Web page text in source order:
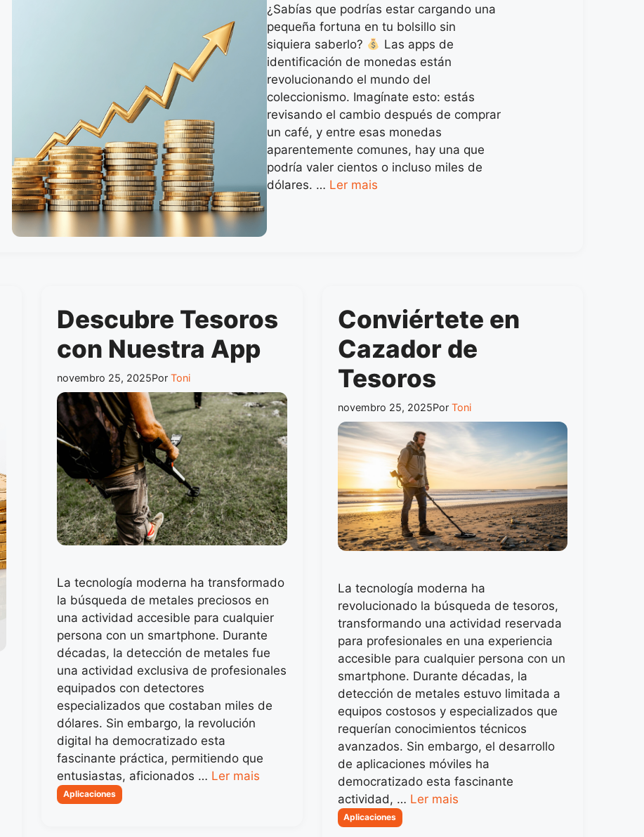
¿Sabías que podrías estar cargando una
pequeña fortuna en tu bolsillo sin
siquiera saberlo?
Las apps de
identificación de monedas están
revolucionando el mundo del
coleccionismo. Imagínate esto: estás
revisando el cambio después de comprar
un café, y entre esas monedas
aparentemente comunes, hay una que
podría valer cientos o incluso miles de
dólares. … Ler mais
Descubre Tesoros
con Nuestra App
novembro 25, 2025PorToni
La tecnología moderna ha transformado
la búsqueda de metales preciosos en
una actividad accesible para cualquier
persona con un smartphone. Durante
décadas, la detección de metales fue
una actividad exclusiva de profesionales
equipados con detectores
especializados que costaban miles de
dólares. Sin embargo, la revolución
digital ha democratizado esta
fascinante práctica, permitiendo que
entusiastas, aficionados … Ler mais
Categorias
Aplicaciones
Conviértete en
Cazador de
Tesoros
novembro 25, 2025Por Toni
La tecnología moderna ha
revolucionado la búsqueda de tesoros,
transformando una actividad reservada
para profesionales en una experiencia
accesible para cualquier persona con un
smartphone. Durante décadas, la
detección de metales estuvo limitada a
equipos costosos y especializados que
requerían conocimientos técnicos
avanzados. Sin embargo, el desarrollo
de aplicaciones móviles ha
democratizado esta fascinante
actividad, … Ler mais
Categorias
Aplicaciones